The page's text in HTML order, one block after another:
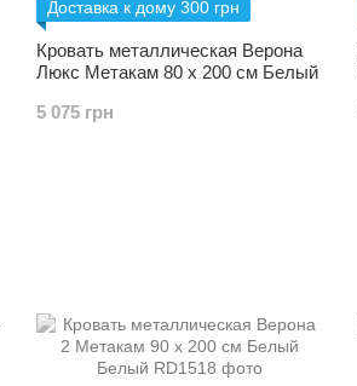
Доставка к дому 300 грн
Кровать металлическая Верона
Люкс Метакам 80 х 200 см Белый
5 075 грн